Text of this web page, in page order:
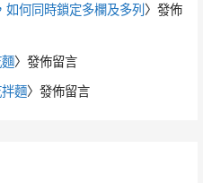
何同時鎖定多欄及多列 〉發佈
〉發佈留言
麵〉發佈留言